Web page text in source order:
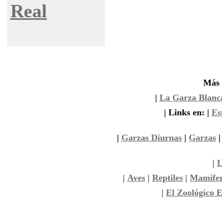
Real
Más
| La Garza
| Links en: |
| Garzas Diurnas| Garzas
|
| Aves | Reptiles |
| El Zoológico